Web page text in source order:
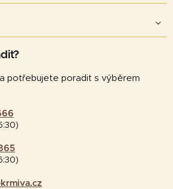
potřebujete poradit s výběrem